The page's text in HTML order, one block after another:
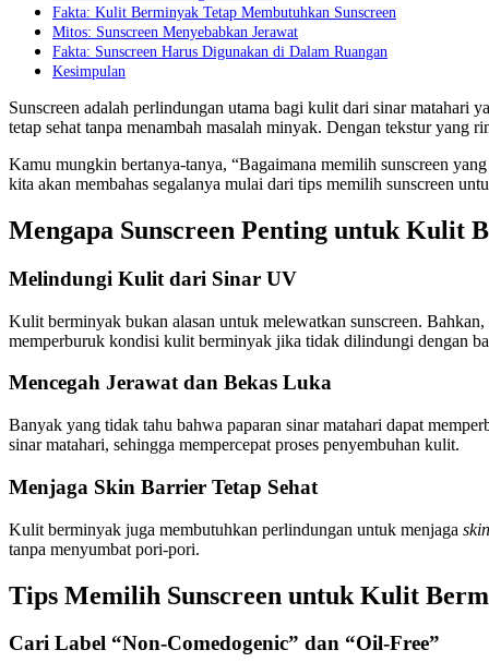
Fakta: Kulit Berminyak Tetap Membutuhkan Sunscreen
Mitos: Sunscreen Menyebabkan Jerawat
Fakta: Sunscreen Harus Digunakan di Dalam Ruangan
Kesimpulan
Sunscreen adalah perlindungan utama bagi kulit dari sinar
tetap sehat tanpa menambah masalah minyak. Dengan tekstur yang
Kamu mungkin bertanya-tanya, “Bagaimana memilih sunscreen
kita akan membahas segalanya mulai dari tips memilih sunscreen
Mengapa Sunscreen Penting untuk Kulit
Melindungi Kulit dari Sinar UV
Kulit berminyak bukan alasan untuk melewatkan sunscreen.
memperburuk kondisi kulit berminyak jika tidak dilindungi dengan
Mencegah Jerawat dan Bekas Luka
Banyak yang tidak tahu bahwa paparan sinar matahari dapat
sinar matahari, sehingga mempercepat proses penyembuhan kulit.
Menjaga Skin Barrier Tetap Sehat
Kulit berminyak juga membutuhkan perlindungan untuk menjaga
tanpa menyumbat pori-pori.
Tips Memilih Sunscreen untuk Kulit
Cari Label “Non-Comedogenic” dan “Oil-Free”